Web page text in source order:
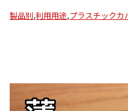
製品別,利用用途,プラスチックカ